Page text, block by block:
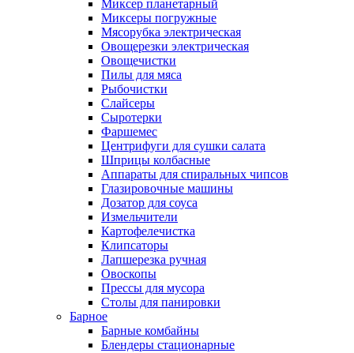
Миксер планетарный
Миксеры погружные
Мясорубка электрическая
Овощерезки электрическая
Овощечистки
Пилы для мяса
Рыбочистки
Слайсеры
Сыротерки
Фаршемес
Центрифуги для сушки салата
Шприцы колбасные
Аппараты для спиральных чипсов
Глазировочные машины
Дозатор для соуса
Измельчители
Картофелечистка
Клипсаторы
Лапшерезка ручная
Овоскопы
Прессы для мусора
Столы для панировки
Барное
Барные комбайны
Блендеры стационарные